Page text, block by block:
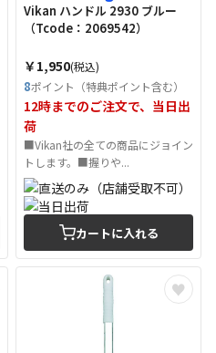
Vikan ハンドル 2930 ブルー
（Tcode：2069542）
￥1,950(税込)
8ポイント（特典ポイント含む）
12時までのご注文で、当日出
荷
■Vikan社の全ての商品にジョイン
トします。■握りや...
カートに入れる